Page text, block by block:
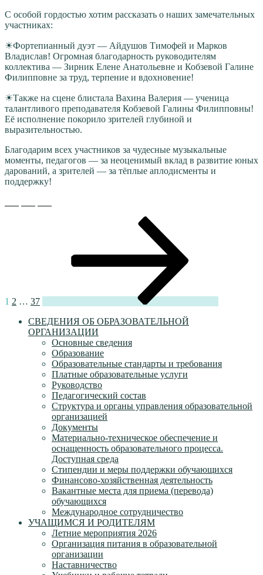
С особой гордостью хотим рассказать о наших замечательных
участниках:
☀Фортепианный дуэт — Айдушов Тимофей и Марков
Владислав! Огромная благодарность руководителям
коллектива — Зирник Елене Анатольевне и Кобзевой Галине
Филипповне за труд, терпение и вдохновение!
☀Также на сцене блистала Вахина Валерия — ученица
талантливого преподавателя Кобзевой Галины Филипповны!
Её исполнение покорило зрителей глубиной и
выразительностью.
Благодарим всех участников за чудесные музыкальные
моменты, педагогов — за неоценимый вклад в развитие юных
дарований, а зрителей — за тёплые аплодисменты и
поддержку!
1 2 … 37
СВЕДЕНИЯ ОБ ОБРАЗОВАТЕЛЬНОЙ
ОРГАНИЗАЦИИ
Основные сведения
Образование
Образовательные стандарты и требования
Платные образовательные услуги
Руководство
Педагогический состав
Структура и органы управления образовательной
организацией
Документы
Материально-техническое обеспечение и
оснащенность образовательного процесса.
Доступная среда
Стипендии и меры поддержки обучающихся
Финансово-хозяйственная деятельность
Вакантные места для приема (перевода)
обучающихся
Международное сотрудничество
УЧАЩИМСЯ И РОДИТЕЛЯМ
Летние мероприятия 2026
Организация питания в образовательной
организации
Наставничество